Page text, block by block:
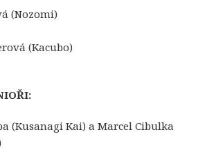
(Nozomi)
(Kacubo)
(Kusanagi Kai) a Marcel Cibulka